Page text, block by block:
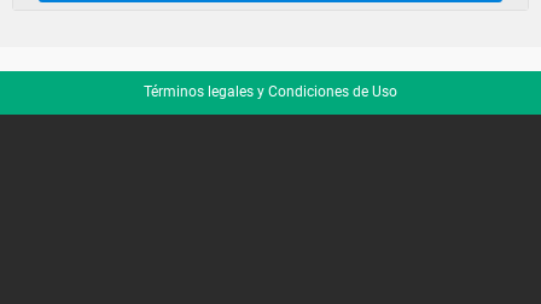
Términos legales y Condiciones de Uso